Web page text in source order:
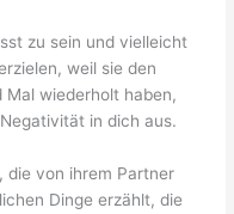
zu sein und vielleicht
weil sie den
wiederholt haben,
in dich aus.
die von ihrem Partner
Dinge erzählt, die